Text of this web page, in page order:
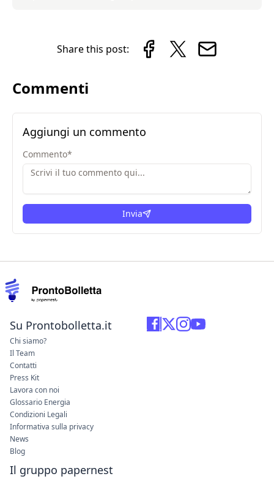
Share this post:
Commenti
Aggiungi un commento
Commento*
Invia
Su Prontobolletta.it
Chi siamo?
Il Team
Contatti
Press Kit
Lavora con noi
Glossario Energia
Condizioni Legali
Informativa sulla privacy
News
Blog
Il gruppo papernest